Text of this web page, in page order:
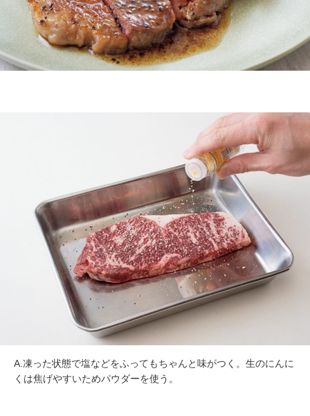
A.凍った状態で塩などをふってもちゃんと味がつく。生のにんに
くは焦げやすいためパウダーを使う。